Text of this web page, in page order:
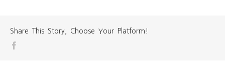
Share This Story, Choose Your Platform!